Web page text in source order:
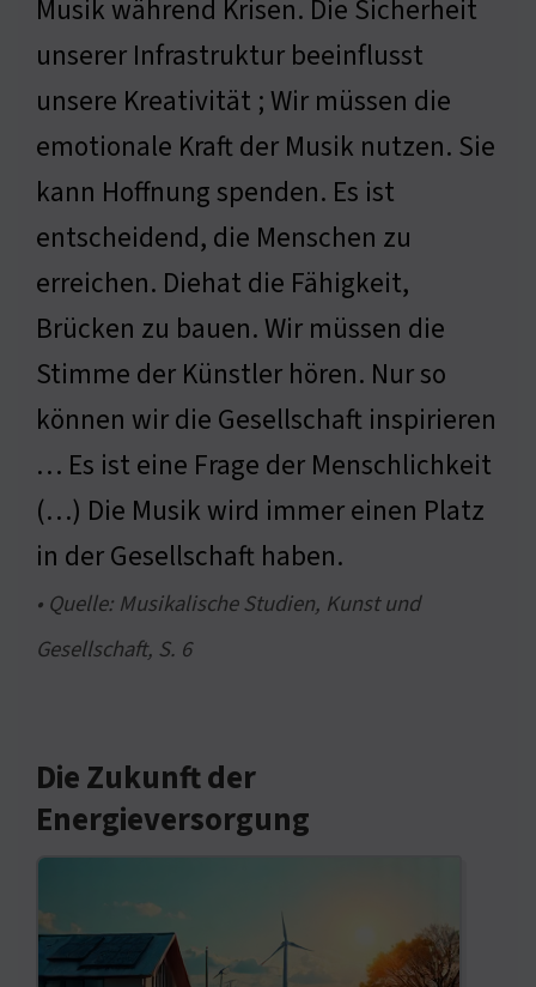
Musik während Krisen. Die Sicherheit
unserer Infrastruktur beeinflusst
unsere Kreativität ; Wir müssen die
emotionale Kraft der Musik nutzen. Sie
kann Hoffnung spenden. Es ist
entscheidend, die Menschen zu
erreichen. Diehat die Fähigkeit,
Brücken zu bauen. Wir müssen die
Stimme der Künstler hören. Nur so
können wir die Gesellschaft inspirieren
… Es ist eine Frage der Menschlichkeit
(…) Die Musik wird immer einen Platz
in der Gesellschaft haben.
• Quelle: Musikalische Studien, Kunst und
Gesellschaft, S. 6
Die Zukunft der
Energieversorgung